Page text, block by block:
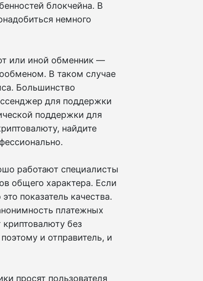
блокчейна. В
немного
или иной обменник —
В таком случае
Большинство
для поддержки
поддержки для
найдите
работают специалисты
общего характера. Если
показатель качества.
платежных
без
и отправитель, и
просят пользователя